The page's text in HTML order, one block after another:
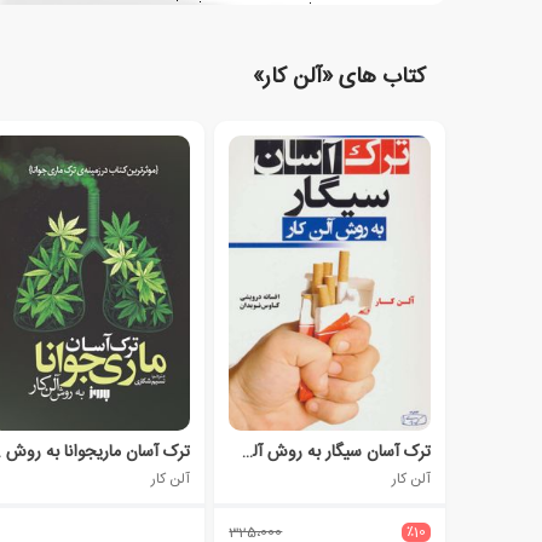
کتاب های «آلن کار»
ترک آسان سیگار به روش آلن کار
آلن کار
٪10 325،000
ترک
آلن کار